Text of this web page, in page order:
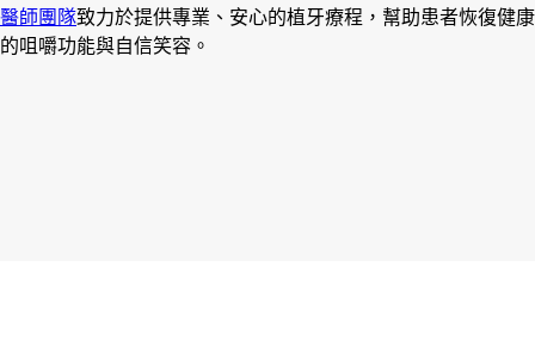
醫師團隊致力於提供專業、安心的植牙療程，幫助患者恢復健康
的咀嚼功能與自信笑容。